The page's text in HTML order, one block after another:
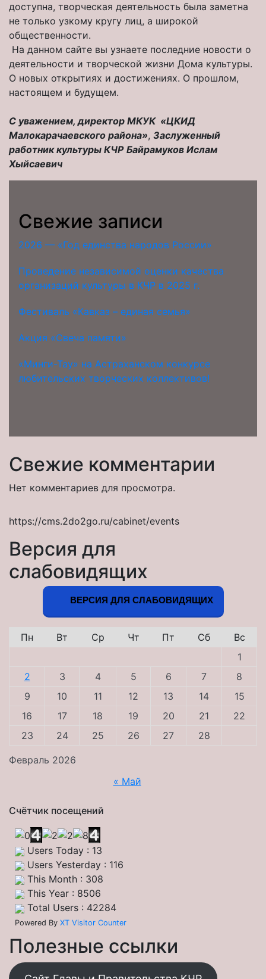
доступна, творческая деятельность была заметна
не только узкому кругу лиц, а широкой
общественности.
На данном сайте вы узнаете последние новости о
деятельности и творческой жизни Дома культуры.
О новых открытиях и достижениях. О прошлом,
настоящем и будущем.
С уважением, директор МКУК «ЦКИД
Малокарачаевского района», Заслуженный
работник культуры КЧР Байрамуков Ислам
Хыйсаевич
Свежие записи
2026 — «Год единства народов России»
Проведение независимой оценки качества
организаций культуры в КЧР в 2025 г.
Фестиваль «Кавказ – единая семья»
Акция «Свеча памяти»
«Минги-Тау» на Астраханском конкурсе
любительских творческих коллективов!
Свежие комментарии
Нет комментариев для просмотра.
https://cms.2do2go.ru/cabinet/events
Версия для
слабовидящих
ВЕРСИЯ ДЛЯ СЛАБОВИДЯЩИХ
Февраль 2026
Пн Вт Ср Чт Пт Сб
Вс
1
2
3 4 5 6 7
8
9
10 11 12 13 14
15
16
17 18 19 20 21
22
23
24 25 26 27 28
« Май
Счётчик посещений
Users Today : 13
Users Yesterday : 116
This Month : 308
This Year : 8506
Total Users : 42284
Powered By XT Visitor Counter
Полезные ссылки